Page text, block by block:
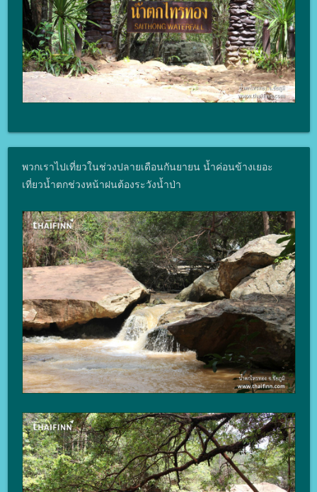
พวกเราไปเที่ยวในช่วงปลายเดือนกันยายน น้ำค่อนข้างเยอะ
เที่ยวน้ำตกช่วงหน้าฝนต้องระวังน้ำป่า